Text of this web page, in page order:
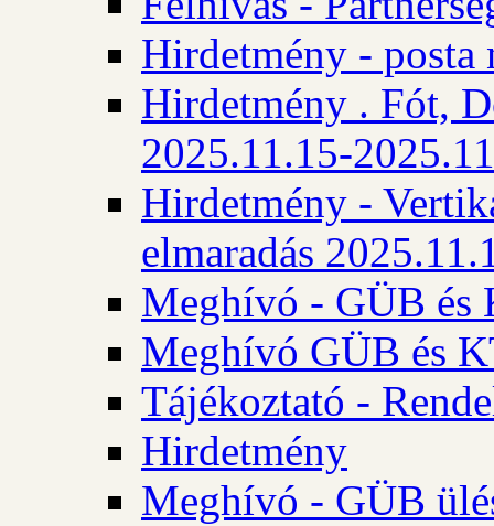
Hirdetmény - posta
Hirdetmény . Fót,
2025.11.15-
Hirdetmény -
elmaradás
Meghívó - GÜB és
Meghívó GÜB és
Tájékoztató -
Hirdetmény
Meghívó - GÜB